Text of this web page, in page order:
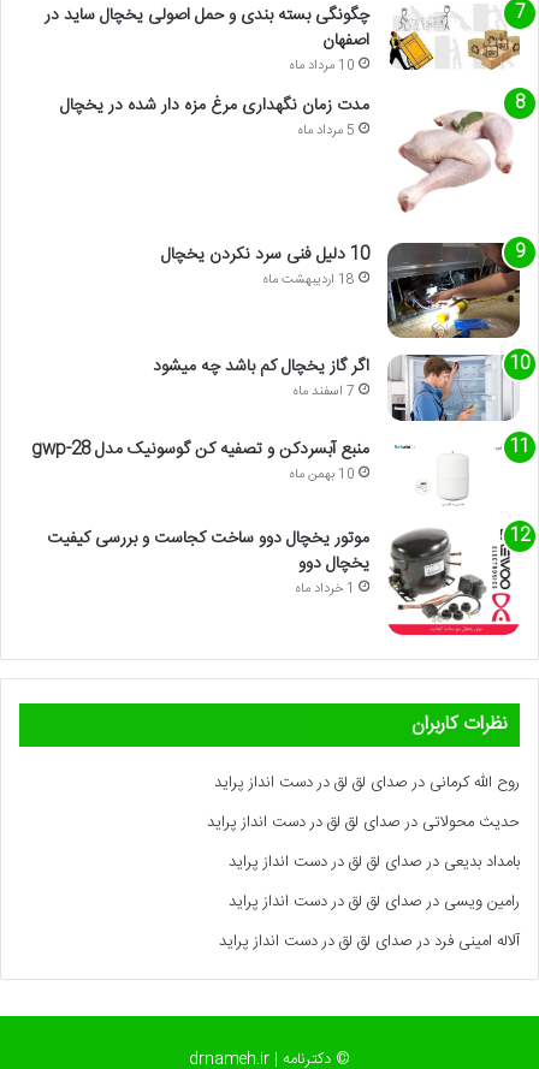
چگونگی بسته بندی و حمل اصولی یخچال ساید در
اصفهان
10 مرداد ماه
مدت زمان نگهداری مرغ مزه دار شده در یخچال
5 مرداد ماه
10 دلیل فنی سرد نکردن یخچال
18 اردیبهشت ماه
اگر گاز یخچال کم باشد چه میشود
7 اسفند ماه
منبع آبسردکن و تصفیه کن گوسونیک مدل gwp-28
10 بهمن ماه
موتور یخچال دوو ساخت کجاست و بررسی کیفیت
یخچال دوو
1 خرداد ماه
نظرات کاربران
روح الله کرمانی درصدای لق لق در دست انداز پراید
حدیث محولاتی درصدای لق لق در دست انداز پراید
بامداد بدیعی درصدای لق لق در دست انداز پراید
رامین ویسی درصدای لق لق در دست انداز پراید
آلاله امینی فرد درصدای لق لق در دست انداز پراید
© دکترنامه | drnameh.ir